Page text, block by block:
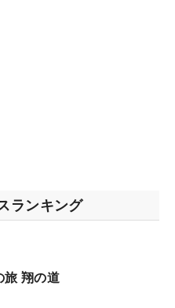
ランキング
旅 翔の道